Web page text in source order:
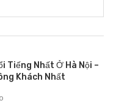
Tiếng Nhất Ở Hà Nội –
Khách Nhất